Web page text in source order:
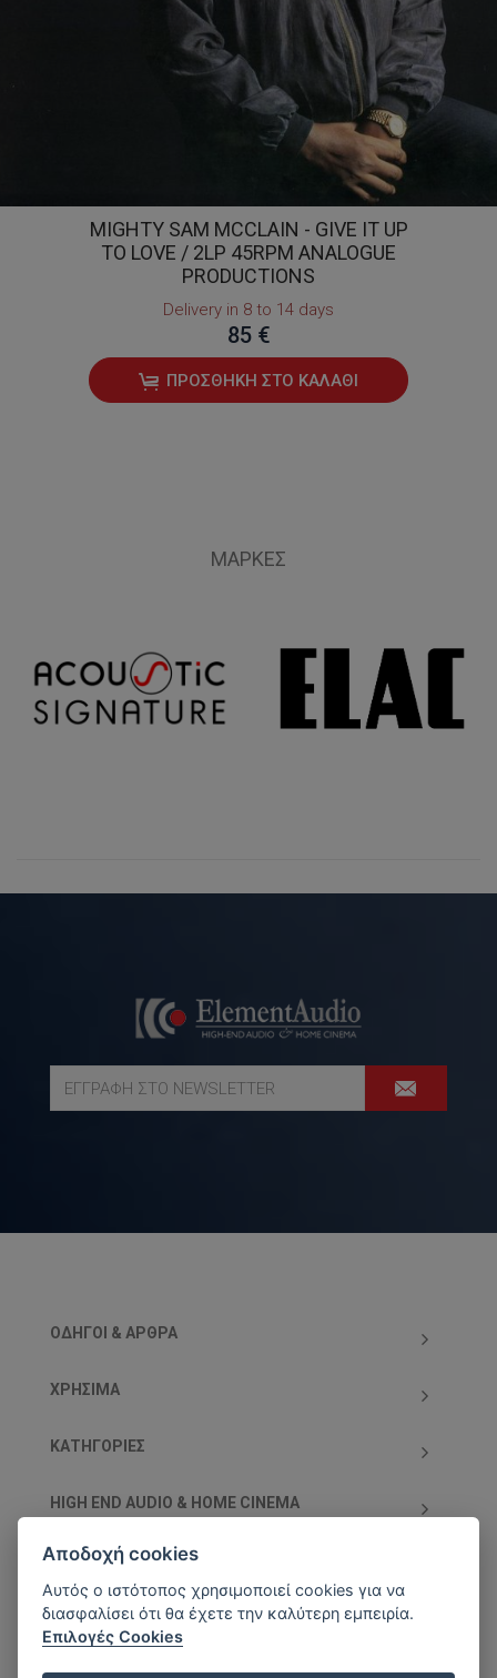
MIGHTY SAM MCCLAIN - GIVE IT UP
TO LOVE / 2LP 45RPM ANALOGUE
PRODUCTIONS
Delivery in 8 to 14 days
85 €
ΠΡΟΣΘΉΚΗ ΣΤΟ ΚΑΛΆΘΙ
ΜΆΡΚΕΣ
ΟΔΗΓΟΊ & ΆΡΘΡΑ
ΧΡΗΣΙΜΑ
ΚΑΤΗΓΟΡΊΕΣ
HIGH END AUDIO & HOME CINEMA
ΥΠΟΣΤΗΡΙΖΌΜΕΝΕΣ ΧΡΕΩΣΤΙΚΈΣ/ΠΙΣΤΩΤΙΚΈΣ
ΚΆΡΤΕΣ
Αποδοχή cookies
Αυτός ο ιστότοπος χρησιμοποιεί cookies για να
διασφαλίσει ότι θα έχετε την καλύτερη εμπειρία.
Επιλογές Cookies